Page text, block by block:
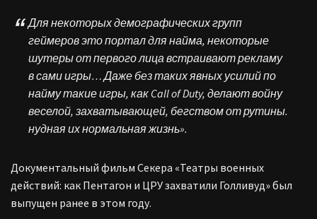
Для некоторых демографических групп
геймеров это портал для найма, некоторые
шутеры от первого лица встраивают рекламу
в сами игры… Даже без таких явных усилий по
найму такие игры, как Call of Duty, делают войну
веселой, захватывающей, бегством от рутины.
нудная их нормальная жизнь».
Документальный фильм Секера «Театры военных
действий: как Пентагон и ЦРУ захватили Голливуд» был
выпущен ранее в этом году.